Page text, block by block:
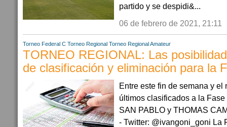
partido y se despidi&...
06 de febrero de 2021, 21:11
Torneo Federal C Torneo Regional Torneo Regional Amateur
TORNEO REGIONAL: Las
de clasificación y eliminación para la
Entre este fin de semana y
últimos clasificados a la
SAN PABLO y THOMAS
- Twitter: @ivangoni_goni La